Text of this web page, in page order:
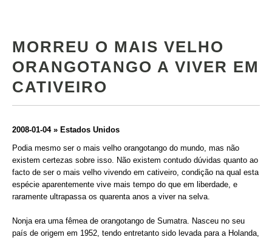
MORREU O MAIS VELHO
ORANGOTANGO A VIVER EM
CATIVEIRO
2008-01-04 » Estados Unidos
Podia mesmo ser o mais velho orangotango do mundo, mas não
existem certezas sobre isso. Não existem contudo dúvidas quanto ao
facto de ser o mais velho vivendo em cativeiro, condição na qual esta
espécie aparentemente vive mais tempo do que em liberdade, e
raramente ultrapassa os quarenta anos a viver na selva.
Nonja era uma fêmea de orangotango de Sumatra. Nasceu no seu
país de origem em 1952, tendo entretanto sido levada para a Holanda,